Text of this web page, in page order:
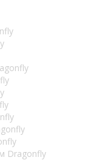
Dragonfly